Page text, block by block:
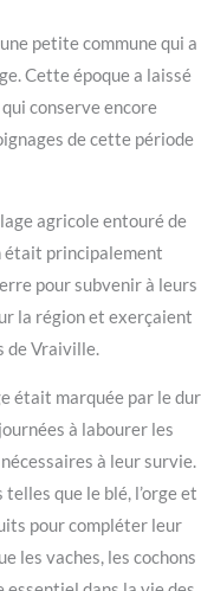
petite commune qui a
Cette époque a laissé
conserve encore
de cette période
agricole entouré de
était principalement
pour subvenir à leurs
la région et exerçaient
de Vraiville.
était marquée par le dur
à labourer les
à leur survie.
que le blé, l’orge et
pour compléter leur
les vaches, les cochons